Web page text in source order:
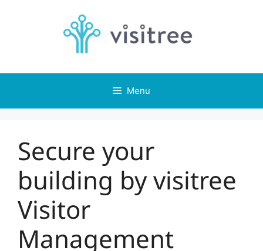
Menu
Secure your
building by visitree
Visitor
Management